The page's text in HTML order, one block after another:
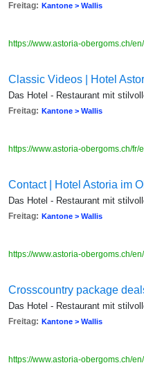
Freitag: Kantone > Wallis
https://www.astoria-obergoms.ch/
Classic Videos | Hotel
Das Hotel - Restaurant mit
Freitag: Kantone > Wallis
https://www.astoria-obergoms.ch/
Contact | Hotel Astoria im
Das Hotel - Restaurant mit
Freitag: Kantone > Wallis
https://www.astoria-obergoms.ch/
Crosscountry package
Das Hotel - Restaurant mit
Freitag: Kantone > Wallis
https://www.astoria-obergoms.ch/